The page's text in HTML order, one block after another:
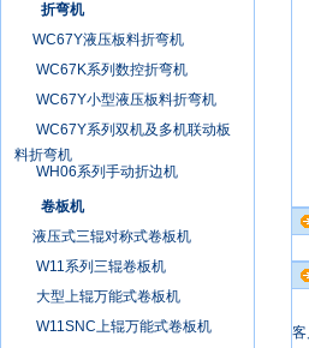
折弯机
WC67Y液压板料折弯机
WC67K系列数控折弯机
WC67Y小型液压板料折弯机
WC67Y系列双机及多机联动板
料折弯机
WH06系列手动折边机
卷板机
液压式三辊对称式卷板机
W11系列三辊卷板机
大型上辊万能式卷板机
W11SNC上辊万能式卷板机
客